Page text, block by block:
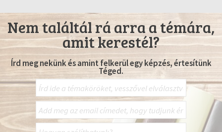
Nem találtál rá arra a témára,
amit kerestél?
Írd meg nekünk és amint felkerül egy képzés, értesítünk
Téged.